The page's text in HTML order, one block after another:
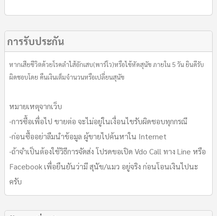
การรับประกัน
หากเสียชีวิตด้วยโรคลำไส้อักเสบ(พาร์โว)หรือไข้หัดสุนัข ภายใน 5 วัน ยินดีรับ
ผิดชอบโดย คืนเงินเต็มจำนวนหรือเปลี่ยนสุนัข
หมายเหตุจากเว็บ
-การซื้อเพื่อไป ขายต่อ จะไม่อยู่ในเงื่อนไขรับผิดชอบทุกกรณี
-ก่อนซื้ออย่าลืมนำข้อมูล ผู้ขายไปค้นหาใน Internet
-ถ้าจำเป็นต้องใช้วิธีการจัดส่ง โปรดขอเปิด Vdo Call ทาง Line หรือ
Facebook เพื่อยืนยันว่ามี สุนัข/แมว อยู่จริง ก่อนโอนเงินไปนะ
ครับ